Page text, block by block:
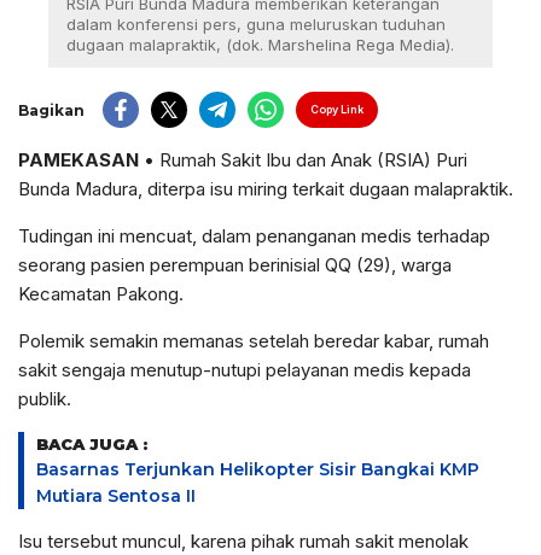
dalam konferensi pers, guna meluruskan tuduhan
dugaan malapraktik, (dok. Marshelina Rega Media).
Bagikan Copy Link
PAMEKASAN • Rumah Sakit Ibu dan Anak (RSIA) Puri
Bunda Madura, diterpa isu miring terkait dugaan malapraktik.
Tudingan ini mencuat, dalam penanganan medis terhadap
seorang pasien perempuan berinisial QQ (29), warga
Kecamatan Pakong.
Polemik semakin memanas setelah beredar kabar, rumah
sakit sengaja menutup-nutupi pelayanan medis kepada
publik.
BACA JUGA :
Basarnas Terjunkan Helikopter Sisir Bangkai KMP
Mutiara Sentosa II
Isu tersebut muncul, karena pihak rumah sakit menolak